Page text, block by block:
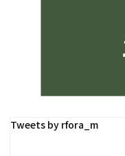
Tweets by rfora_m